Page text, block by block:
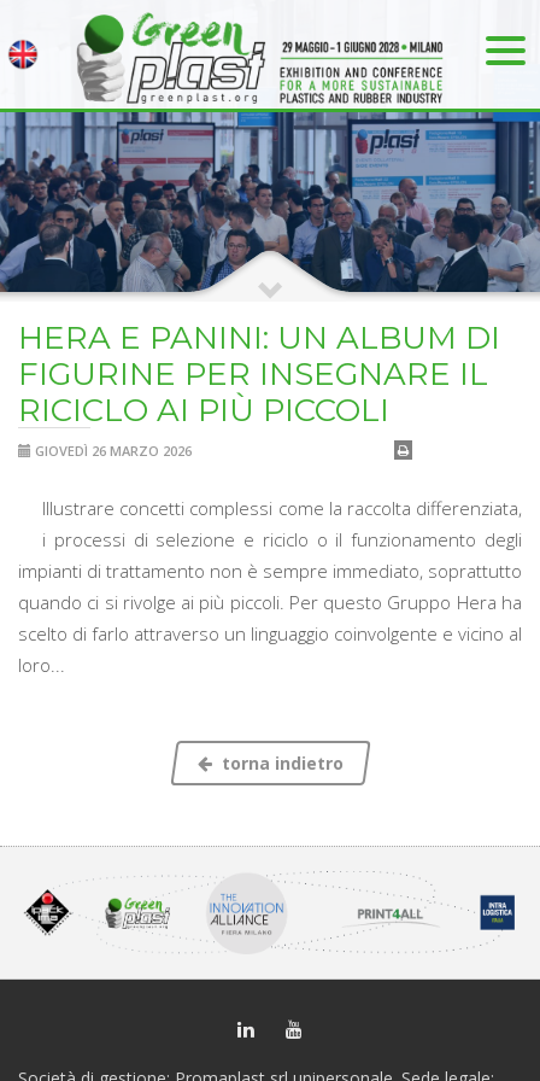
HERA E PANINI: UN ALBUM DI
FIGURINE PER INSEGNARE IL
RICICLO AI PIÙ PICCOLI
GIOVEDÌ 26 MARZO 2026
Illustrare concetti complessi come la raccolta differenziata,
i processi di selezione e riciclo o il funzionamento degli
impianti di trattamento non è sempre immediato, soprattutto
quando ci si rivolge ai più piccoli. Per questo Gruppo Hera ha
scelto di farlo attraverso un linguaggio coinvolgente e vicino al
loro...
torna indietro